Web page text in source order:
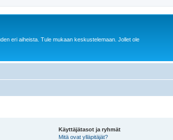
eri aiheista. Tule mukaan keskustelemaan. Jollet ole
Käyttäjätasot ja ryhmät
Mitä ovat ylläpitäjät?